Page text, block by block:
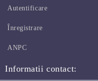
Autentificare
Înregistrare
ANPC
Informatii contact: